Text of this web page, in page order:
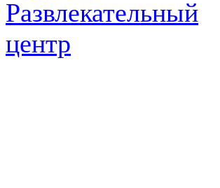
Развлекательный
центр